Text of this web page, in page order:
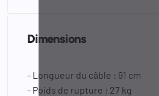
Dimensions
- Longueur du câble : 91 cm
- Poids de rupture : 27 kg